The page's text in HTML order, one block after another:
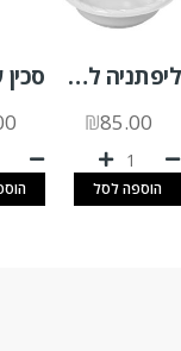
ליפתניה לבן 20 יח'
₪85.00
הוספה לסל